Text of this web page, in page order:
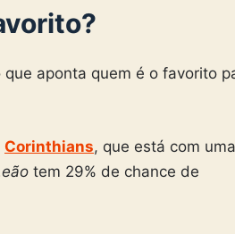
aponta quem é o favorito
Corinthians, que está com
tem 29% de chance de